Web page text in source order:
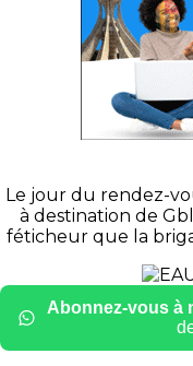
Le jour du rendez-
à destination de
féticheur que la
Abonnez-vous à